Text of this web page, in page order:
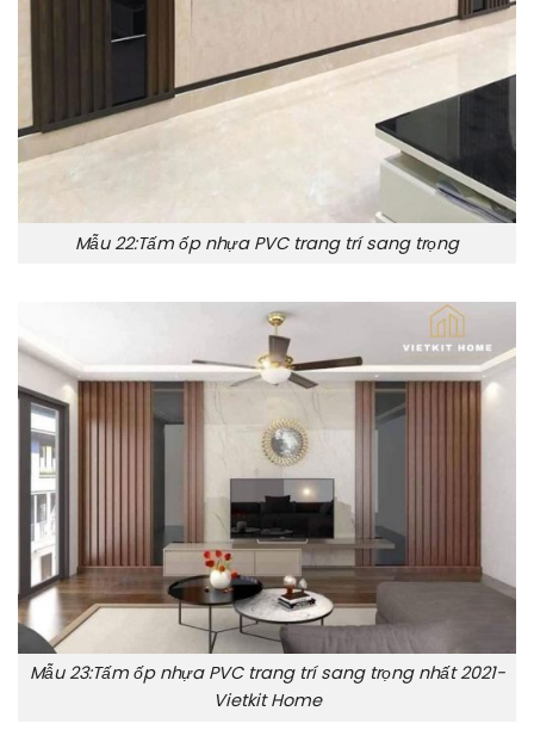
Mẫu 22:Tấm ốp nhựa PVC trang trí sang trọng
Mẫu 23:Tấm ốp nhựa PVC trang trí sang trọng nhất 2021-
Vietkit Home